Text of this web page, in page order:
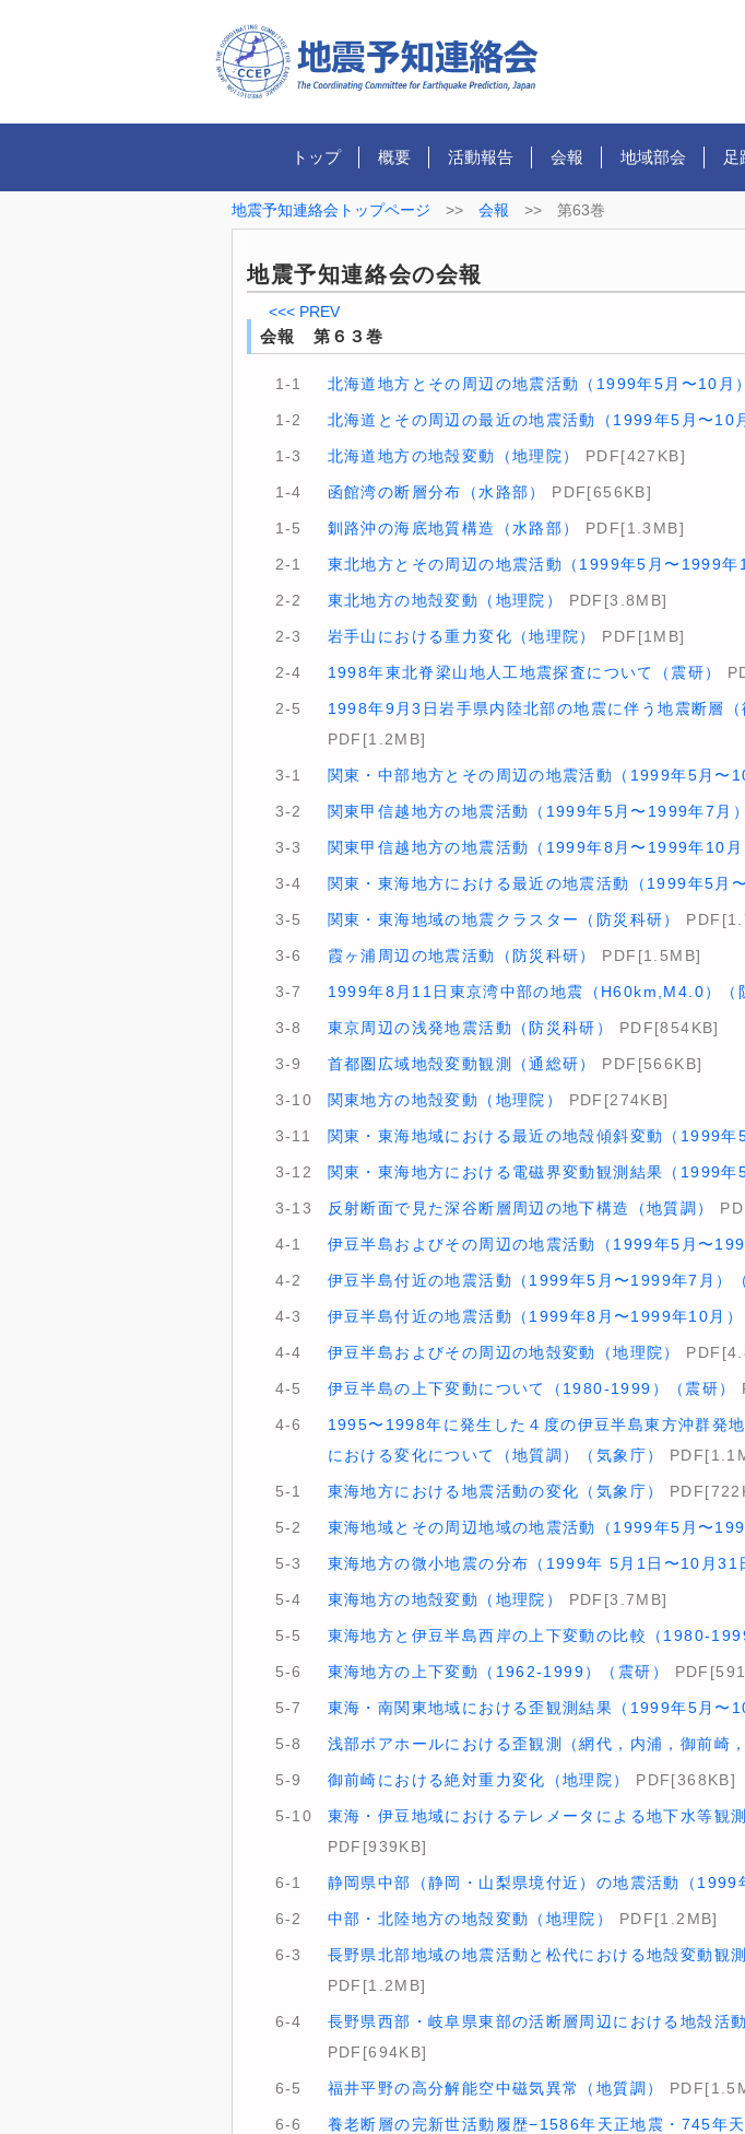
トップ 概要 活動報告 会報 地域部会 足
地震予知連絡会トップページ >> 会報 >> 第63巻
地震予知連絡会の会報
<<< PREV
会報 第６３巻
1-1 北海道地方とその周辺の地震活動（1999年5月〜10月
1-2 北海道とその周辺の最近の地震活動（1999年5月〜10
1-3 北海道地方の地殻変動（地理院） PDF[427KB]
1-4 函館湾の断層分布（水路部） PDF[656KB]
1-5 釧路沖の海底地質構造（水路部） PDF[1.3MB]
2-1 東北地方とその周辺の地震活動（1999年5月〜1999年
2-2 東北地方の地殻変動（地理院） PDF[3.8MB]
2-3 岩手山における重力変化（地理院） PDF[1MB]
2-4 1998年東北脊梁山地人工地震探査について（震研）
2-5
1998年9月3日岩手県内陸北部の地震に伴う地震断層
PDF[1.2MB]
3-1 関東・中部地方とその周辺の地震活動（1999年5月〜
3-2 関東甲信越地方の地震活動（1999年5月〜1999年7月）
3-3 関東甲信越地方の地震活動（1999年8月〜1999年10月
3-4 関東・東海地方における最近の地震活動（1999年5月
3-5 関東・東海地域の地震クラスター（防災科研）
3-6 霞ヶ浦周辺の地震活動（防災科研） PDF[1.5MB]
3-7 1999年8月11日東京湾中部の地震（H60km,M4.0）（
3-8 東京周辺の浅発地震活動（防災科研） PDF[854KB]
3-9 首都圏広域地殻変動観測（通総研） PDF[566KB]
3-10 関東地方の地殻変動（地理院） PDF[274KB]
3-11 関東・東海地域における最近の地殻傾斜変動（1999年
3-12 関東・東海地方における電磁界変動観測結果（1999
3-13 反射断面で見た深谷断層周辺の地下構造（地質調）
4-1 伊豆半島およびその周辺の地震活動（1999年5月〜
4-2 伊豆半島付近の地震活動（1999年5月〜1999年7月）（
4-3 伊豆半島付近の地震活動（1999年8月〜1999年10月）
4-4 伊豆半島およびその周辺の地殻変動（地理院）
4-5 伊豆半島の上下変動について（1980-1999）（震研）
4-6
1995〜1998年に発生した４度の伊豆半島東方沖群発
における変化について（地質調）（気象庁）
5-1 東海地方における地震活動の変化（気象庁）
5-2 東海地域とその周辺地域の地震活動（1999年5月〜
5-3 東海地方の微小地震の分布（1999年 5月1日〜10月31
5-4 東海地方の地殻変動（地理院） PDF[3.7MB]
5-5 東海地方と伊豆半島西岸の上下変動の比較（1980-
5-6 東海地方の上下変動（1962-1999）（震研）
5-7 東海・南関東地域における歪観測結果（1999年5月〜
5-8 浅部ボアホールにおける歪観測（網代，内浦，御前崎
5-9 御前崎における絶対重力変化（地理院） PDF[368KB]
5-10
東海・伊豆地域におけるテレメータによる地下水等
PDF[939KB]
6-1 静岡県中部（静岡・山梨県境付近）の地震活動（1999
6-2 中部・北陸地方の地殻変動（地理院） PDF[1.2MB]
6-3
長野県北部地域の地震活動と松代における地殻変動
PDF[1.2MB]
6-4
長野県西部・岐阜県東部の活断層周辺における地殻活
PDF[694KB]
6-5 福井平野の高分解能空中磁気異常（地質調）
6-6 養老断層の完新世活動履歴−1586年天正地震・745年